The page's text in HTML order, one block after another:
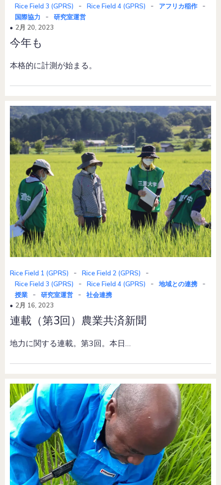
Rice Field 3 (GPRS) - Rice Field 4 (GPRS) - アフリカ稲作 -
国際協力 -
研究室運営
2月 20, 2023
今年も
本格的に計測が始まる。
Rice Field 1 (GPRS) - Rice Field 2 (GPRS) -
Rice Field 3 (GPRS) - Rice Field 4 (GPRS) - 地域との連携 -
授業 - 研究室運営 -
社会連携
2月 16, 2023
連載（第3回）農業共済新聞
地力に関する連載。第3回。本日…